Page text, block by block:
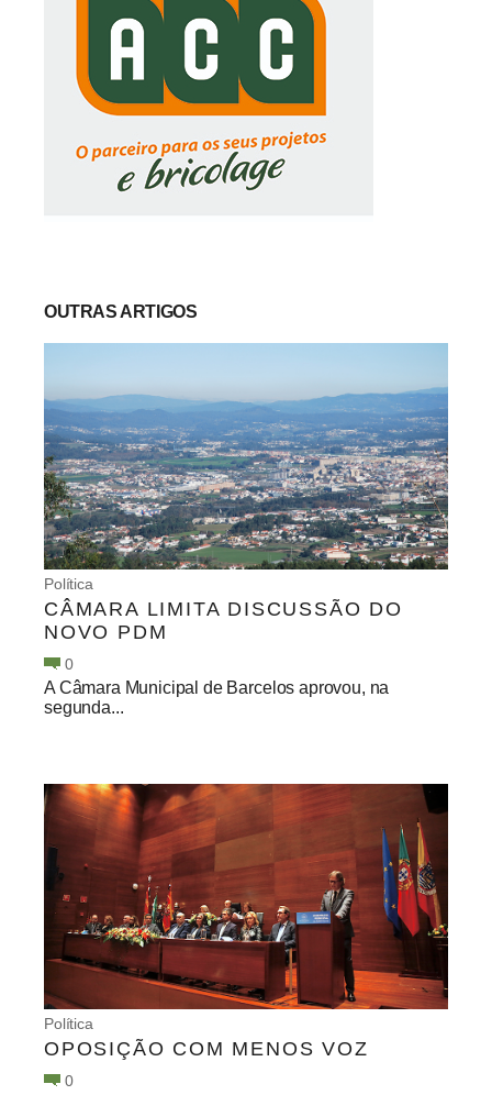
OUTRAS ARTIGOS
Política
CÂMARA LIMITA DISCUSSÃO DO
NOVO PDM
0
A Câmara Municipal de Barcelos aprovou, na
segunda...
Política
OPOSIÇÃO COM MENOS VOZ
0